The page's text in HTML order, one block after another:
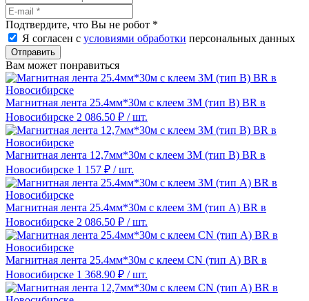
Подтвердите, что Вы не робот *
Я согласен с условиями обработки персональных данных
Отправить
Вам может понравиться
Магнитная лента 25.4мм*30м с клеем 3M (тип B) BR в
Новосибирске 2 086.50 ₽ / шт.
Магнитная лента 12,7мм*30м с клеем 3M (тип B) BR в
Новосибирске 1 157 ₽ / шт.
Магнитная лента 25.4мм*30м с клеем 3M (тип A) BR в
Новосибирске 2 086.50 ₽ / шт.
Магнитная лента 25.4мм*30м с клеем CN (тип A) BR в
Новосибирске 1 368.90 ₽ / шт.